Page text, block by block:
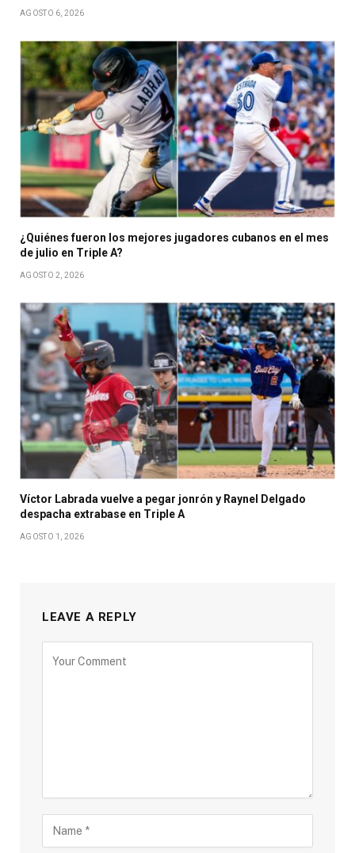
AGOSTO 6, 2026
¿Quiénes fueron los mejores jugadores cubanos en el mes
de julio en Triple A?
AGOSTO 2, 2026
Víctor Labrada vuelve a pegar jonrón y Raynel Delgado
despacha extrabase en Triple A
AGOSTO 1, 2026
LEAVE A REPLY